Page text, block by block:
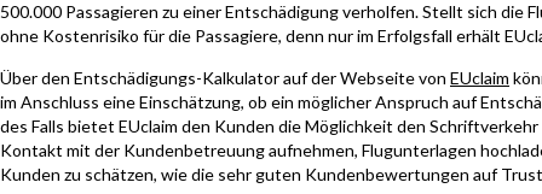
500.000 Passagieren zu einer Entschädigung verholfen. Stellt sich die
ohne Kostenrisiko für die Passagiere, denn nur im Erfolgsfall erhält
Über den Entschädigungs-Kalkulator auf der Webseite von EUclaim
im Anschluss eine Einschätzung, ob ein möglicher Anspruch auf
des Falls bietet EUclaim den Kunden die Möglichkeit den
Kontakt mit der Kundenbetreuung aufnehmen, Flugunterlagen
Kunden zu schätzen, wie die sehr guten Kundenbewertungen auf